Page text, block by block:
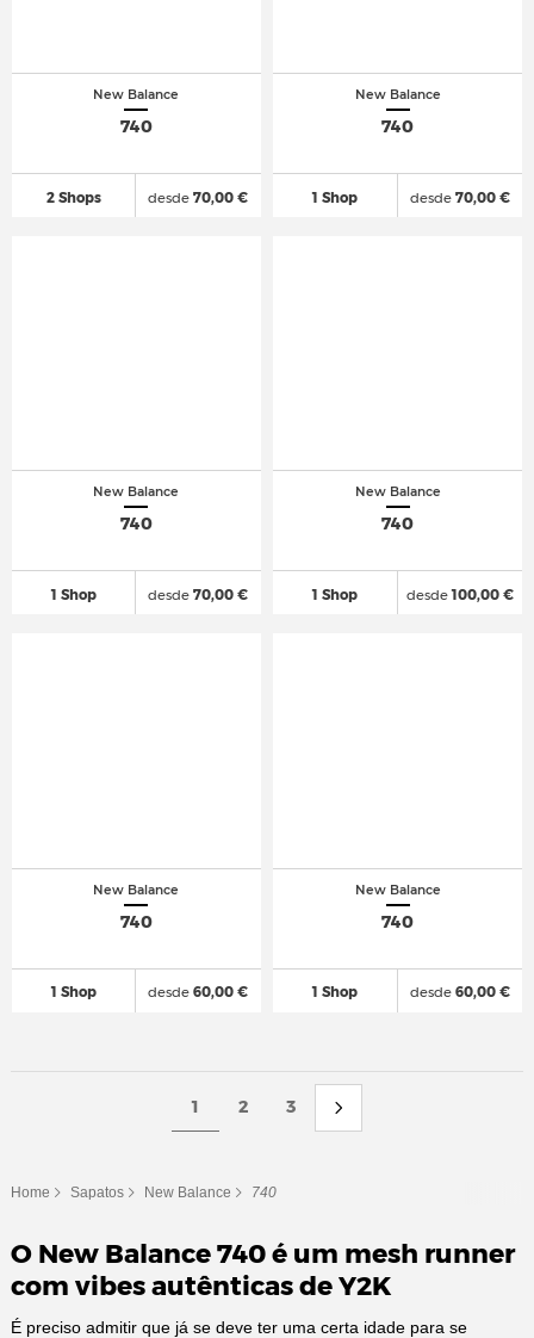
New Balance
740
2 Shops desde 70,00 €
New Balance
740
1 Shop desde70,00 €
New Balance
740
1 Shop desde 70,00 €
New Balance
740
1 Shop desde100,00 €
New Balance
740
1 Shop desde 60,00 €
New Balance
740
1 Shop desde60,00 €
1 2 3
Home Sapatos New Balance 740
O New Balance 740 é um mesh runner
com vibes autênticas de Y2K
É preciso admitir que já se deve ter uma certa idade para se